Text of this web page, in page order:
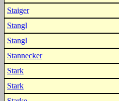
Staiger
Stangl
Stangl
Stannecker
Stark
Stark